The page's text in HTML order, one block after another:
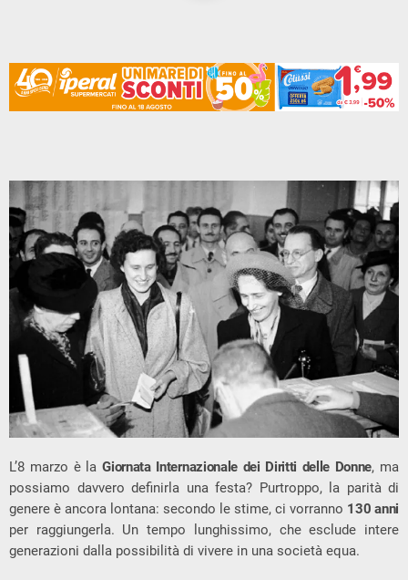
L’8 marzo è laGiornata Internazionale dei Diritti delle Donne, ma
possiamo davvero definirla una festa? Purtroppo, la parità di
genere è ancora lontana: secondo le stime, ci vorranno 130 anni
per raggiungerla. Un tempo lunghissimo, che esclude intere
generazioni dalla possibilità di vivere in una società equa.